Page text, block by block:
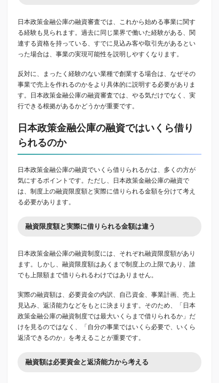
日本政策金融公庫の融資審査では、これから始める事業に関す
る経験も見られます。過去に同じ業界で働いた経験がある、関
連する資格を持っている、すでに見込み客や取引先があるとい
った場合は、事業の実現可能性を説明しやすくなります。
反対に、まったく経験のない業種で創業する場合は、なぜその
事業で売上を作れるのかをより具体的に説明する必要がありま
す。日本政策金融公庫の融資審査では、やる気だけでなく、実
行できる根拠があるかどうかが重要です。
日本政策金融公庫の融資ではいくら借り
られるのか
日本政策金融公庫の融資でいくら借りられるかは、多くの方が
気にするポイントです。ただし、日本政策金融公庫の融資で
は、制度上の融資限度額と実際に借りられる金額を分けて考え
る必要があります。
融資限度額と実際に借りられる金額は違う
日本政策金融公庫の融資制度には、それぞれ融資限度額があり
ます。しかし、融資限度額はあくまで制度上の上限であり、誰
でも上限額まで借りられるわけではありません。
実際の融資額は、必要資金の内訳、自己資金、事業計画、売上
見込み、返済能力などをもとに決まります。そのため、「日本
政策金融公庫の融資制度では最大いくらまで借りられるか」だ
けを見るのではなく、「自分の事業ではいくら必要で、いくら
返済できるのか」を考えることが重要です。
融資額は必要資金と返済能力から考える